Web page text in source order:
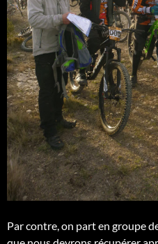
Par contre, on part en groupe